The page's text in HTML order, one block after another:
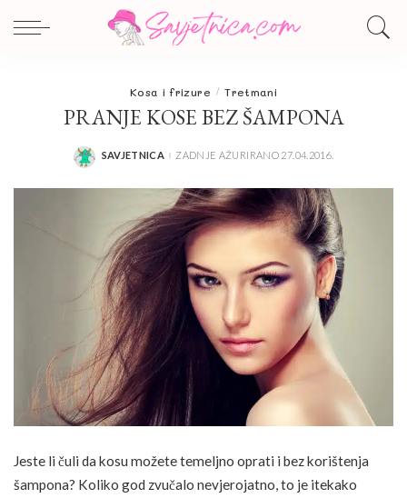
Kosa i frizure Tretmani
PRANJE KOSE BEZ ŠAMPONA
POSTED
SAVJETNICA ZADNJE AŽURIRANO 27.04.2016.
Jeste li čuli da kosu možete temeljno oprati i bez korištenja
šampona? Koliko god zvučalo nevjerojatno, to je itekako